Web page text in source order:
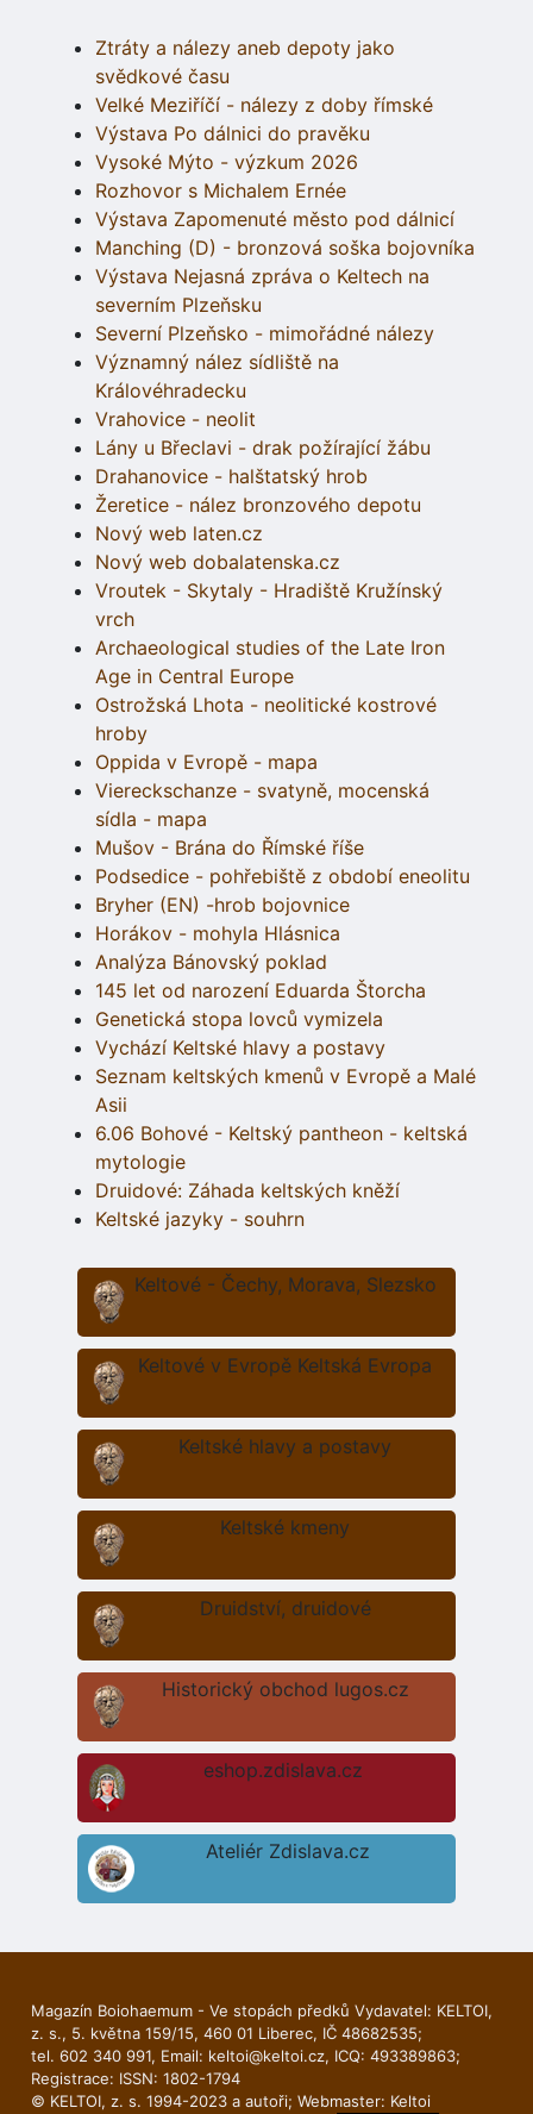
Ztráty a nálezy aneb depoty jako
svědkové času
Velké Meziříčí - nálezy z doby římské
Výstava Po dálnici do pravěku
Vysoké Mýto - výzkum 2026
Rozhovor s Michalem Ernée
Výstava Zapomenuté město pod dálnicí
Manching (D) - bronzová soška bojovníka
Výstava Nejasná zpráva o Keltech na
severním Plzeňsku
Severní Plzeňsko - mimořádné nálezy
Významný nález sídliště na
Královéhradecku
Vrahovice - neolit
Lány u Břeclavi - drak požírající žábu
Drahanovice - halštatský hrob
Žeretice - nález bronzového depotu
Nový web laten.cz
Nový web dobalatenska.cz
Vroutek - Skytaly - Hradiště Kružínský
vrch
Archaeological studies of the Late Iron
Age in Central Europe
Ostrožská Lhota - neolitické kostrové
hroby
Oppida v Evropě - mapa
Viereckschanze - svatyně, mocenská
sídla - mapa
Mušov - Brána do Římské říše
Podsedice - pohřebiště z období eneolitu
Bryher (EN) -hrob bojovnice
Horákov - mohyla Hlásnica
Analýza Bánovský poklad
145 let od narození Eduarda Štorcha
Genetická stopa lovců vymizela
Vychází Keltské hlavy a postavy
Seznam keltských kmenů v Evropě a Malé
Asii
6.06 Bohové - Keltský pantheon - keltská
mytologie
Druidové: Záhada keltských kněží
Keltské jazyky - souhrn
Keltové - Čechy, Morava, Slezsko
Keltové v Evropě Keltská Evropa
Keltské hlavy a postavy
Keltské kmeny
Druidství, druidové
Historický obchod lugos.cz
eshop.zdislava.cz
Ateliér Zdislava.cz
Magazín Boiohaemum - Ve stopách předků Vydavatel: KELTOI,
z. s., 5. května 159/15, 460 01 Liberec, IČ 48682535;
tel. 602 340 991, Email: keltoi@keltoi.cz, ICQ: 493389863;
Registrace: ISSN: 1802-1794
© KELTOI, z. s. 1994-2023 a autoři; Webmaster: Keltoi